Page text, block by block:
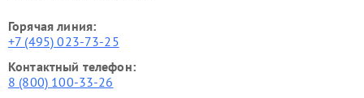
Горячая линия:
+7 (495) 023-73-25
Контактный телефон:
8 (800) 100-33-26